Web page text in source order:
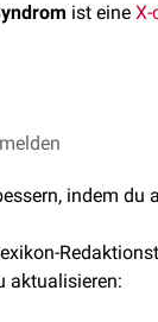
ist eine
sind vor
( indem du
aktualisieren: